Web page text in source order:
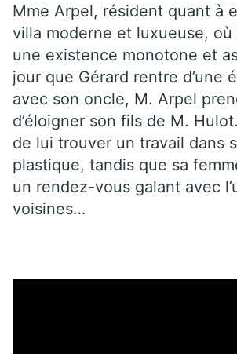
Mme Arpel, résident quant à
villa moderne et luxueuse,
une existence monotone et
jour que Gérard rentre d’une
avec son oncle, M. Arpel
d’éloigner son fils de M.
de lui trouver un travail dans
plastique, tandis que sa
un rendez-vous galant avec
voisines…